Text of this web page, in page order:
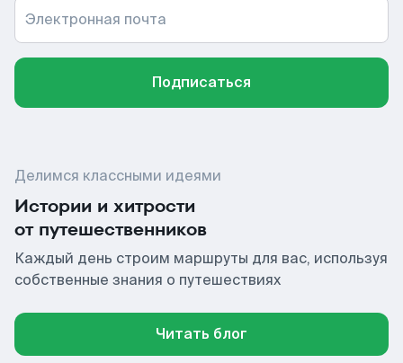
Электронная почта
Подписаться
Делимся классными идеями
Истории и хитрости
от путешественников
Каждый день строим маршруты для вас, используя
собственные знания о путешествиях
Читать блог